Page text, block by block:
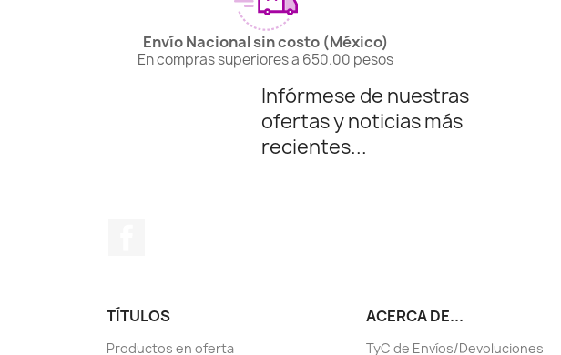
Envío Nacional sin costo (México)
En compras superiores a 650.00 pesos
Infórmese de nuestras
ofertas y noticias más
recientes...
TÍTULOS
Productos en oferta
ACERCA DE...
TyC de Envíos/Devoluciones